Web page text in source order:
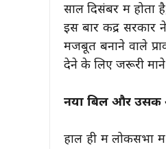
साल दिसंबर में होता
इस बार केंद्र सरकार
मजबूत बनाने वाले
देने के लिए जरूरी
नया बिल और
हाल ही में लोकसभा